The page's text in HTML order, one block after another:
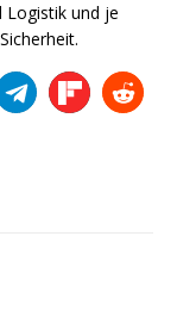
Logistik und je